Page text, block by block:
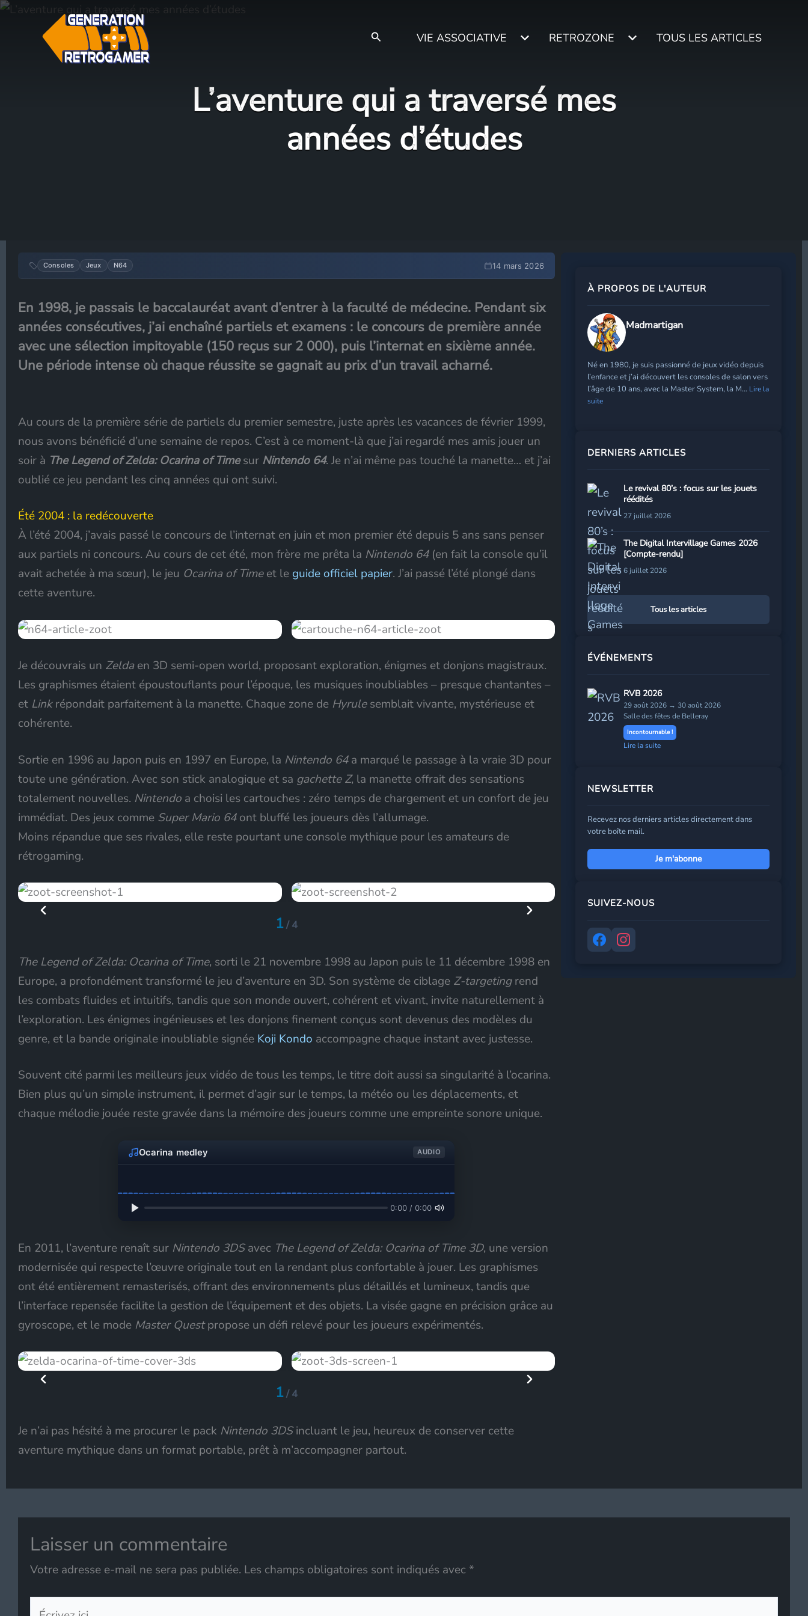
Aller
RechercherVIE ASSOCIATIVE RETROZONE TOUS LES ARTICLES
L’aventure qui a traversé mes
années d’études
Consoles Jeux N64 14 mars 2026
En 1998, je passais le baccalauréat avant d’entrer à la faculté de médecine. Pendant six
années consécutives, j’ai enchaîné partiels et examens : le concours de première année
avec une sélection impitoyable (150 reçus sur 2 000), puis l’internat en sixième année.
Une période intense où chaque réussite se gagnait au prix d’un travail acharné.
Au cours de la première série de partiels du premier semestre, juste après les vacances de février 1999,
nous avons bénéficié d’une semaine de repos. C’est à ce moment-là que j’ai regardé mes amis jouer un
soir à The Legend of Zelda: Ocarina of Timesur Nintendo 64. Je n’ai même pas touché la manette… et j’ai
oublié ce jeu pendant les cinq années qui ont suivi.
Été 2004 : la redécouverte
À l’été 2004, j’avais passé le concours de l’internat en juin et mon premier été depuis 5 ans sans penser
aux partiels ni concours. Au cours de cet été, mon frère me prêta la Nintendo 64(en fait la console qu’il
avait achetée à ma sœur), le jeu Ocarina of Timeet le guide officiel papier. J’ai passé l’été plongé dans
cette aventure.
Je découvrais un Zeldaen 3D semi-open world, proposant exploration, énigmes et donjons magistraux.
Les graphismes étaient époustouflants pour l’époque, les musiques inoubliables – presque chantantes –
et Linkrépondait parfaitement à la manette. Chaque zone de Hyrulesemblait vivante, mystérieuse et
cohérente.
Sortie en 1996 au Japon puis en 1997 en Europe, la Nintendo 64a marqué le passage à la vraie 3D pour
toute une génération. Avec son stick analogique et sa gachette Z, la manette offrait des sensations
totalement nouvelles. Nintendo a choisi les cartouches : zéro temps de chargement et un confort de jeu
immédiat. Des jeux comme Super Mario 64ont bluffé les joueurs dès l’allumage.
Moins répandue que ses rivales, elle reste pourtant une console mythique pour les amateurs de
rétrogaming.
1/4
The Legend of Zelda: Ocarina of Time, sorti le 21 novembre 1998 au Japon puis le 11 décembre 1998 en
Europe, a profondément transformé le jeu d’aventure en 3D. Son système de ciblage Z-targetingrend
les combats fluides et intuitifs, tandis que son monde ouvert, cohérent et vivant, invite naturellement à
l’exploration. Les énigmes ingénieuses et les donjons finement conçus sont devenus des modèles du
genre, et la bande originale inoubliable signée Koji Kondo accompagne chaque instant avec justesse.
Souvent cité parmi les meilleurs jeux vidéo de tous les temps, le titre doit aussi sa singularité à l’ocarina.
Bien plus qu’un simple instrument, il permet d’agir sur le temps, la météo ou les déplacements, et
chaque mélodie jouée reste gravée dans la mémoire des joueurs comme une empreinte sonore unique.
Ocarina medley AUDIO
0:00 / 0:00
En 2011, l’aventure renaît sur Nintendo 3DSavec The Legend of Zelda: Ocarina of Time 3D, une version
modernisée qui respecte l’œuvre originale tout en la rendant plus confortable à jouer. Les graphismes
ont été entièrement remasterisés, offrant des environnements plus détaillés et lumineux, tandis que
l’interface repensée facilite la gestion de l’équipement et des objets. La visée gagne en précision grâce au
gyroscope, et le mode Master Questpropose un défi relevé pour les joueurs expérimentés.
1/4
Je n’ai pas hésité à me procurer le pack Nintendo 3DSincluant le jeu, heureux de conserver cette
aventure mythique dans un format portable, prêt à m’accompagner partout.
À PROPOS DE L'AUTEUR
Madmartigan
Né en 1980, je suis passionné de jeux vidéo depuis
l’enfance et j’ai découvert les consoles de salon vers
l’âge de 10 ans, avec la Master System, la M… Lire la
suite
DERNIERS ARTICLES
Le revival 80’s : focus sur les jouets
réédités
27 juillet 2026
The Digital Intervillage Games 2026
[Compte-rendu]
6 juillet 2026
Tous les articles
ÉVÉNEMENTS
RVB 2026
29 août 2026 → 30 août 2026
Salle des fêtes de Belleray
Incontournable !
Lire la suite
NEWSLETTER
Recevez nos derniers articles directement dans
votre boîte mail.
Je m'abonne
Adresse de messagerie*
SUIVEZ-NOUS
Laisser un commentaire
Votre adresse e-mail ne sera pas publiée. Les champs obligatoires sont indiqués avec *
Écrivez